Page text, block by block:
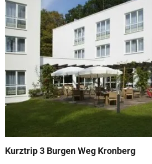
Kurztrip 3 Burgen Weg Kronberg